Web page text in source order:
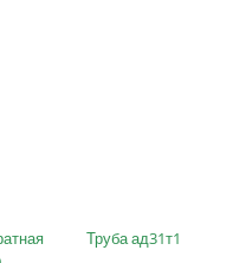
Труба ад31т1